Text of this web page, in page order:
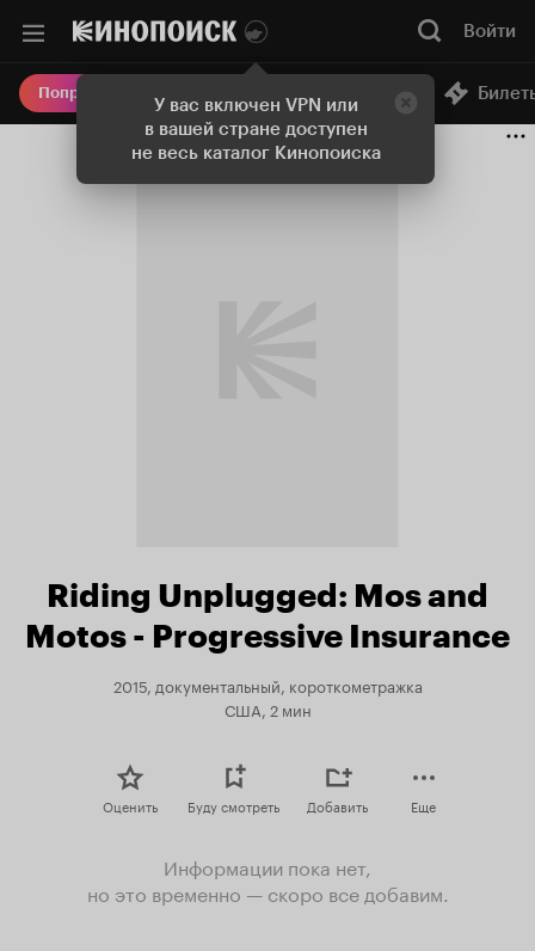
У вас включен VPN или
в вашей стране доступен
не весь каталог Кинопоиска
Войти
Попробовать Плюс Онлайн-кинотеатр
Riding Unplugged: Mos and
Motos - Progressive Insurance
2015, документальный, короткометражка
США, 2 мин
Оценить Буду смотреть Добавить Еще
Информации пока нет,
но это временно — скоро все добавим.